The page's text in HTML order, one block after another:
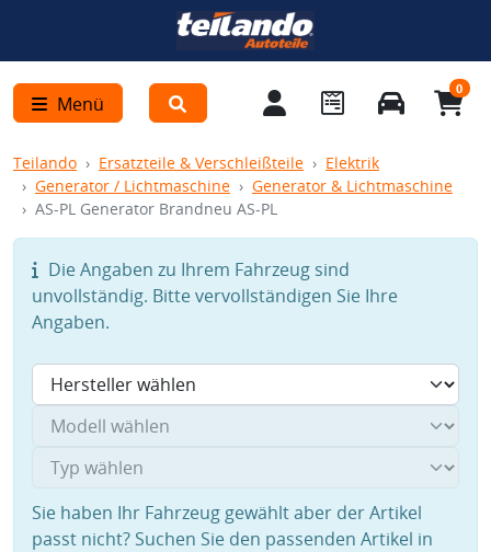
Menü
0
Teilando Ersatzteile & Verschleißteile
Elektrik
Generator / Lichtmaschine
Generator & Lichtmaschine
AS-PL Generator Brandneu AS-PL
Die Angaben zu Ihrem Fahrzeug sind
unvollständig. Bitte vervollständigen Sie Ihre
Angaben.
Sie haben Ihr Fahrzeug gewählt aber der Artikel
passt nicht? Suchen Sie den passenden Artikel in